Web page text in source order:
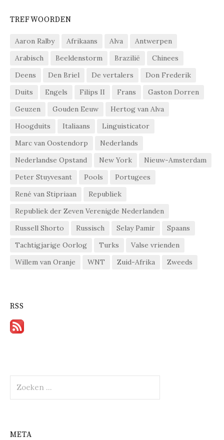
TREFWOORDEN
Aaron Ralby Afrikaans Alva
Antwerpen
Arabisch
Beeldenstorm Brazilië
Chinees
Deens
Den Briel De vertalers
Don Frederik
Duits
Engels Filips II Frans
Gaston Dorren
Geuzen
Gouden Eeuw
Hertog van Alva
Hoogduits
Italiaans
Linguisticator
Marc van Oostendorp
Nederlands
Nederlandse Opstand
New York
Nieuw-Amsterdam
Peter Stuyvesant
Pools
Portugees
René van Stipriaan
Republiek
Republiek der Zeven Verenigde Nederlanden
Russell Shorto
Russisch Selay Pamir
Spaans
Tachtigjarige Oorlog
Turks
Valse vrienden
Willem van Oranje
WNT Zuid-Afrika Zweeds
RSS
naar:
META